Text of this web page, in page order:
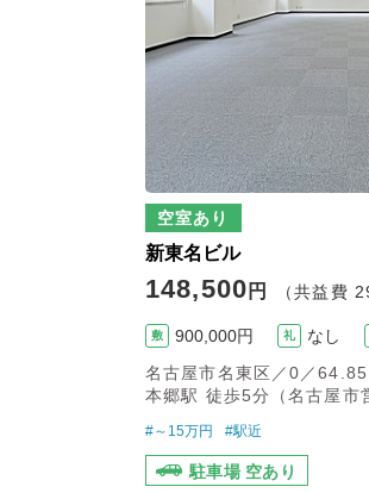
空室あり
新東名ビル
148,500 円 （共益費
敷 900,000円 礼 なし
名古屋市名東区／0／
本郷駅 徒歩5分（名古屋市
#～15万円 #駅近
駐車場 空あり